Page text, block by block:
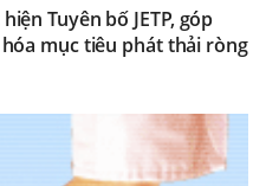
Tuyên bố JETP, góp
mục tiêu phát thải ròng